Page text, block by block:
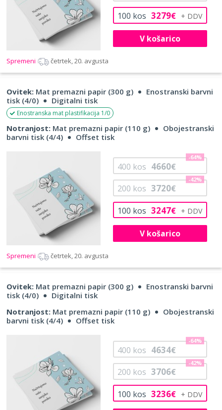
100 kos 3279€
V košarico
Spremeni četrtek, 20. avgusta
Ovitek: Mat premazni papir (300 g)
Enostranski barvni
tisk (4/0)
Digitalni tisk
Enostranska mat plastifikacija 1/0
Notranjost: Mat premazni papir (110 g)
Obojestranski
barvni tisk (4/4)
Offset tisk
100 kos 3247€
200 kos 3720€
-42%
400 kos 4660€
-64%
V košarico
Spremeni četrtek, 20. avgusta
Ovitek: Mat premazni papir (300 g)
Enostranski barvni
tisk (4/0)
Digitalni tisk
Notranjost: Mat premazni papir (110 g)
Obojestranski
barvni tisk (4/4)
Offset tisk
100 kos 3236€
200 kos 3706€
-42%
400 kos 4634€
-64%